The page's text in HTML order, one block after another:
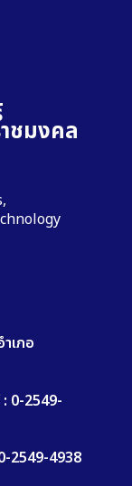
ชมงคล
เภอ
0-2549-
2549-4938